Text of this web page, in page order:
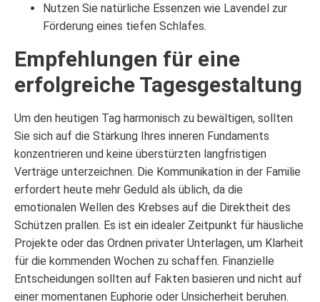
Nutzen Sie natürliche Essenzen wie Lavendel zur
Förderung eines tiefen Schlafes.
Empfehlungen für eine
erfolgreiche Tagesgestaltung
Um den heutigen Tag harmonisch zu bewältigen, sollten
Sie sich auf die Stärkung Ihres inneren Fundaments
konzentrieren und keine überstürzten langfristigen
Verträge unterzeichnen. Die Kommunikation in der Familie
erfordert heute mehr Geduld als üblich, da die
emotionalen Wellen des Krebses auf die Direktheit des
Schützen prallen. Es ist ein idealer Zeitpunkt für häusliche
Projekte oder das Ordnen privater Unterlagen, um Klarheit
für die kommenden Wochen zu schaffen. Finanzielle
Entscheidungen sollten auf Fakten basieren und nicht auf
einer momentanen Euphorie oder Unsicherheit beruhen.